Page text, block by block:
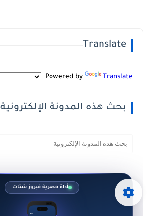
Translate
Powered by Translate
بحث هذه المدونة الإلكترونية
أداة حصرية فيروز شتات
9:41